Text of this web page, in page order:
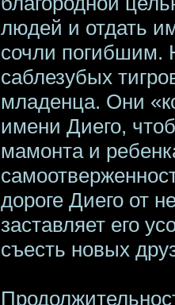
людей и отдать
сочли погибшим.
саблезубых
младенца. Они
имени Диего,
мамонта и
дороге Диего от
заставляет его
съесть новых